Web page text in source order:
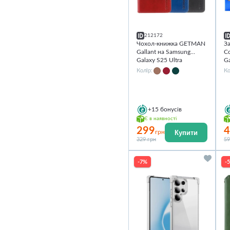
212172
Чохол-книжка GETMAN
Gallant на Samsung
Galaxy S25 Ultra
Колір:
+15 бонусів
Є в наявності
299грн
329 грн
Купити
-7% -